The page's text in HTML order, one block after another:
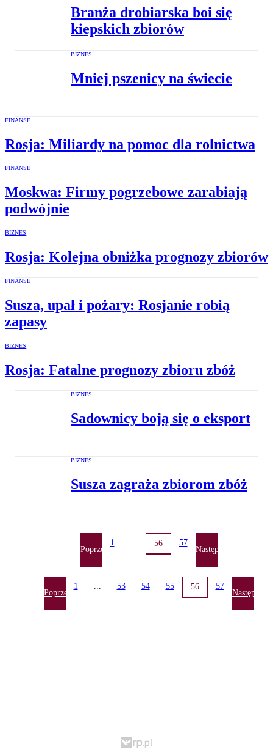
Branża drobiarska boi się
kiepskich zbiorów
BIZNES
Mniej pszenicy na świecie
FINANSE
Rosja: Miliardy na pomoc dla rolnictwa
FINANSE
Moskwa: Firmy pogrzebowe zarabiają
podwójnie
BIZNES
Rosja: Kolejna obniżka prognozy zbiorów
FINANSE
Susza, upał i pożary: Rosjanie robią
zapasy
BIZNES
Rosja: Fatalne prognozy zbioru zbóż
BIZNES
Sadownicy boją się o eksport
BIZNES
Susza zagraża zbiorom zbóż
Poprzednia
1 56 57
Następna
Poprzednia
1 53 54 55 56 57
Następna